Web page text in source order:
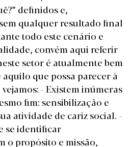
definidos e,
qualquer resultado final
todo este cenário e
convém aqui referir
setor é atualmente bem
que possa parecer à
- Existem inúmeras
fim: sensibilização e
atividade de cariz social. -
se identificar
o propósito e missão,